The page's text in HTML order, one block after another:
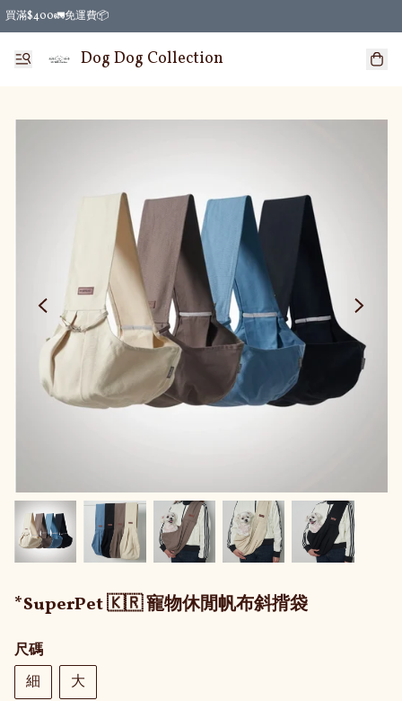
買滿$400🚛免運費📦
Dog Dog Collection
*SuperPet 🇰🇷 寵物休閒帆布斜揹袋
尺碼
細
大